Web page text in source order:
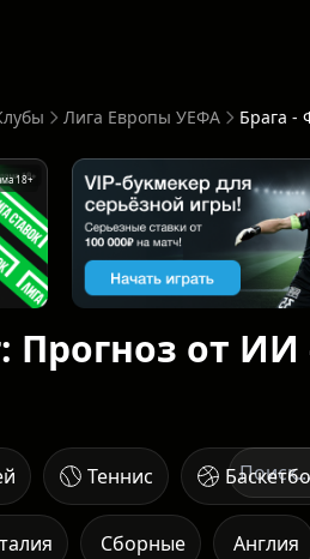
Лига Европы УЕФА
18+
Прогноз от ИИ
Теннис
Сборные Англия